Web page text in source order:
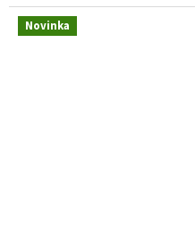
Novinka